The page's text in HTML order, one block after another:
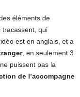
éléments de
tracassent, qui
est en anglais, et a
, en seulement 3
puissent pas la
de l’accompagne